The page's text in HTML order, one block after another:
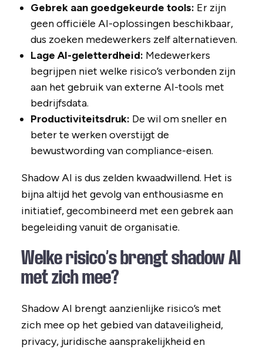
Gebrek aan goedgekeurde tools: Er zijn
geen officiële AI-oplossingen beschikbaar,
dus zoeken medewerkers zelf alternatieven.
Lage AI-geletterdheid: Medewerkers
begrijpen niet welke risico’s verbonden zijn
aan het gebruik van externe AI-tools met
bedrijfsdata.
Productiviteitsdruk: De wil om sneller en
beter te werken overstijgt de
bewustwording van compliance-eisen.
Shadow AI is dus zelden kwaadwillend. Het is
bijna altijd het gevolg van enthousiasme en
initiatief, gecombineerd met een gebrek aan
begeleiding vanuit de organisatie.
Welke risico’s brengt shadow AI
met zich mee?
Shadow AI brengt aanzienlijke risico’s met
zich mee op het gebied van dataveiligheid,
privacy, juridische aansprakelijkheid en